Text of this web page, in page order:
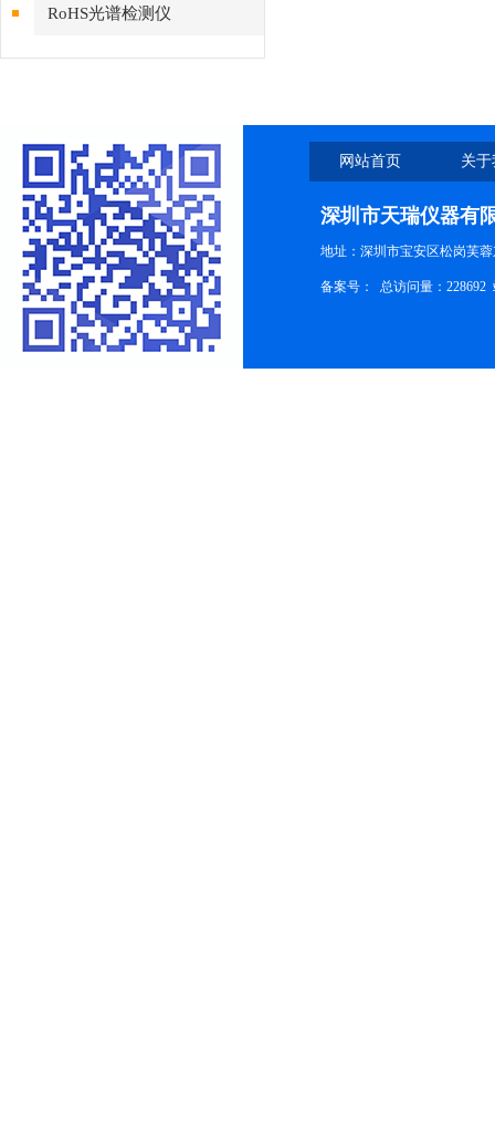
RoHS光谱检测仪
网站首页 关
深圳市天瑞仪器有
地址：深圳市宝安区松岗芙
备案号： 总访问量：228692